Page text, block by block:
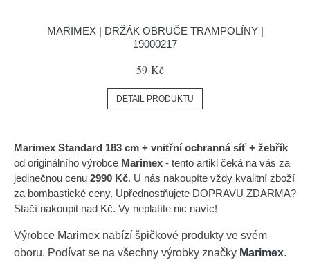
MARIMEX | DRŽÁK OBRUČE TRAMPOLÍNY |
19000217
59 Kč
DETAIL PRODUKTU
Marimex Standard 183 cm + vnitřní ochranná síť + žebřík
od originálního výrobce Marimex - tento artikl čeká na vás za
jedinečnou cenu 2990 Kč. U nás nakoupíte vždy kvalitní zboží
za bombastické ceny. Upřednostňujete DOPRAVU ZDARMA?
Stačí nakoupit nad Kč. Vy neplatíte nic navíc!
Výrobce Marimex nabízí špičkové produkty ve svém
oboru. Podívat se na všechny výrobky značky Marimex.